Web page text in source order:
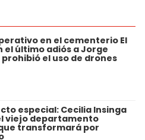
en el cementerio El
el último adiós a Jorge
prohibió el uso de drones
especial: Cecilia Insinga
viejo departamento
transformará por